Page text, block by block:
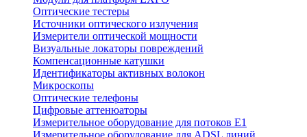
Оптические тестеры
Источники оптического излучения
Измерители оптической мощности
Визуальные локаторы повреждений
Компенсационные катушки
Идентификаторы активных волокон
Микроскопы
Оптические телефоны
Цифровые аттенюаторы
Измерительное оборудование для потоков Е1
Измерительное оборудование для ADSL линий